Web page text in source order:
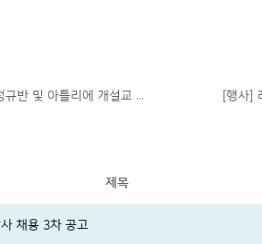
[안내] 2024년도 한국어 정규반 및 아틀리에 개설교 대상 한국의 날 행사 개최 지원금 확정 알림
제목
채용 3차 공고